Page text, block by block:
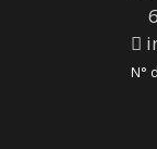
N°